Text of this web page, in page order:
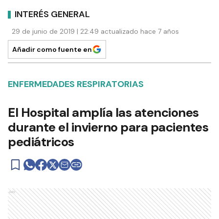
INTERÉS GENERAL
29 de junio de 2019 | 22:49 actualizado hace 7 años
Añadir como fuente en
ENFERMEDADES RESPIRATORIAS
El Hospital amplía las atenciones
durante el invierno para pacientes
pediátricos
Ads